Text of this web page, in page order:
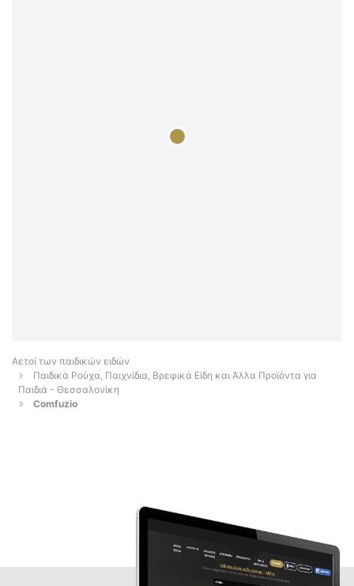
Αετοί των παιδικών ειδών
Παιδικά Ρούχα, Παιχνίδια, Βρεφικά Είδη και Άλλα Προϊόντα για
Παιδιά - Θεσσαλονίκη
Comfuzio